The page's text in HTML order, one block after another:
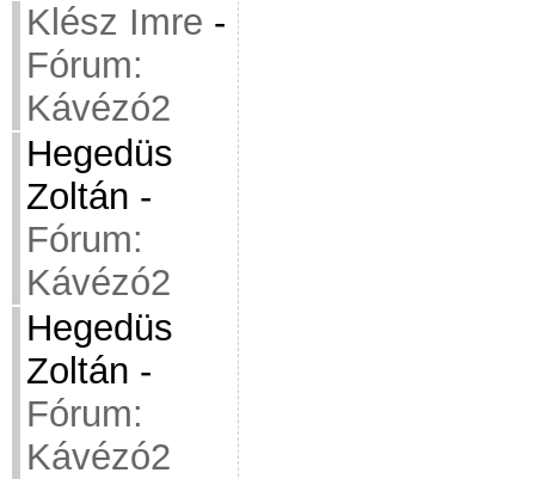
Klész Imre -
Fórum:
Kávézó2
Hegedüs
Zoltán -
Fórum:
Kávézó2
Hegedüs
Zoltán -
Fórum:
Kávézó2